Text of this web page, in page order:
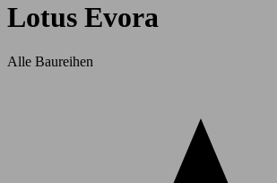
Lotus Evora
Alle Baureihen